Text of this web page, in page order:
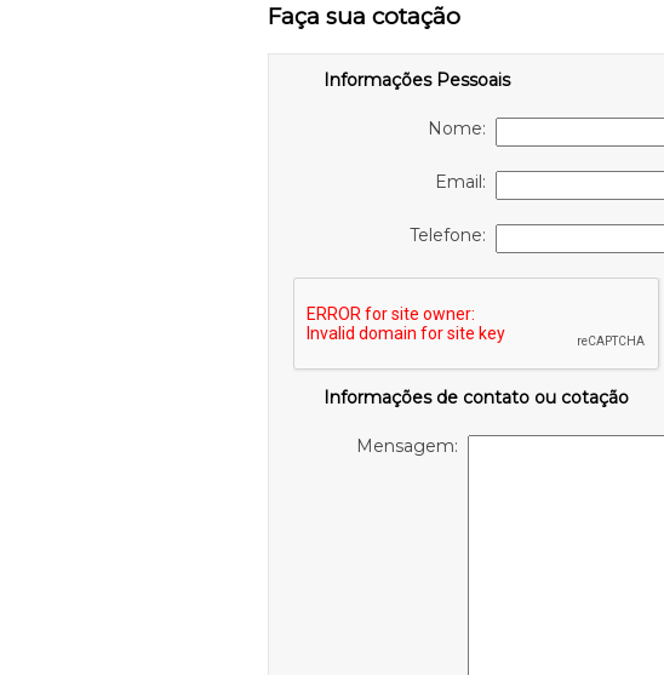
Faça sua cotação
Informações Pessoais
Nome:
Email:
Telefone:
Informações de contato ou cotação
Mensagem: